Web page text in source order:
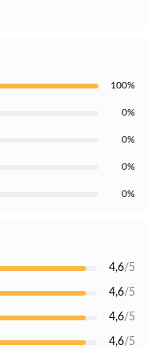
100%
0%
0%
0%
0%
4,6/5
4,6/5
4,6/5
4,6/5